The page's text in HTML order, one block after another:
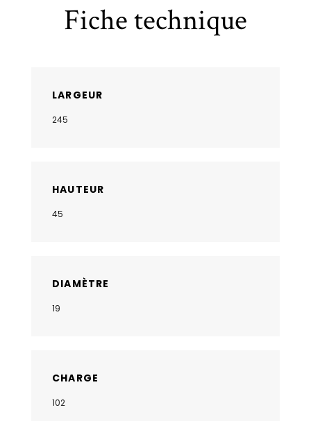
Fiche technique
LARGEUR
245
HAUTEUR
45
DIAMÈTRE
19
CHARGE
102